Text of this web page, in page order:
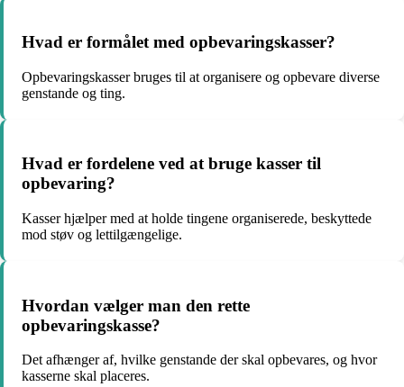
Hvad er formålet med opbevaringskasser?
Opbevaringskasser bruges til at organisere og opbevare diverse
genstande og ting.
Hvad er fordelene ved at bruge kasser til
opbevaring?
Kasser hjælper med at holde tingene organiserede, beskyttede
mod støv og lettilgængelige.
Hvordan vælger man den rette
opbevaringskasse?
Det afhænger af, hvilke genstande der skal opbevares, og hvor
kasserne skal placeres.